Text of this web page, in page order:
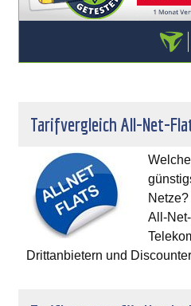
Tarifvergleich All-Net-
All-
Drittanbietern und